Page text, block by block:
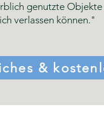
genutzte
verlassen können."
&